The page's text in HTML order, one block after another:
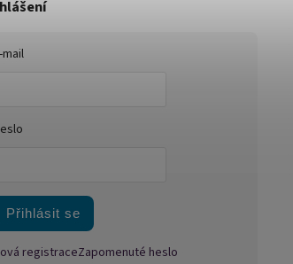
mail
Přihlásit se
registraceZapomenuté heslo